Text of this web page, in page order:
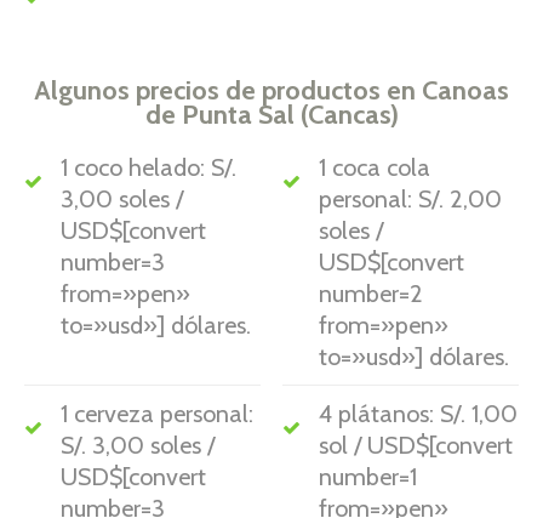
Algunos precios de productos en Canoas
de Punta Sal (Cancas)
1 coco helado: S/.
3,00 soles /
USD$[convert
number=3
from=»pen»
to=»usd»] dólares.
1 coca cola
personal: S/. 2,00
soles /
USD$[convert
number=2
from=»pen»
to=»usd»] dólares.
1 cerveza personal:
S/. 3,00 soles /
USD$[convert
number=3
4 plátanos: S/. 1,00
sol / USD$[convert
number=1
from=»pen»